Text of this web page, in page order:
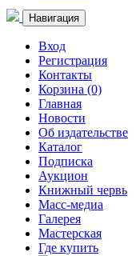
Навигация
Вход
Регистрация
Контакты
Корзина (0)
Главная
Новости
Об издательстве
Каталог
Подписка
Аукцион
Книжный червь
Масс-медиа
Галерея
Мастерская
Где купить